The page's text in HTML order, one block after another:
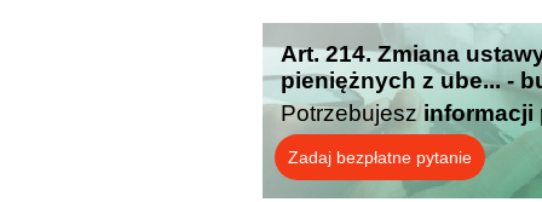
Art. 214. Zmiana
pieniężnych z ube... -
Potrzebujesz informacji
Zadaj bezpłatne pytanie